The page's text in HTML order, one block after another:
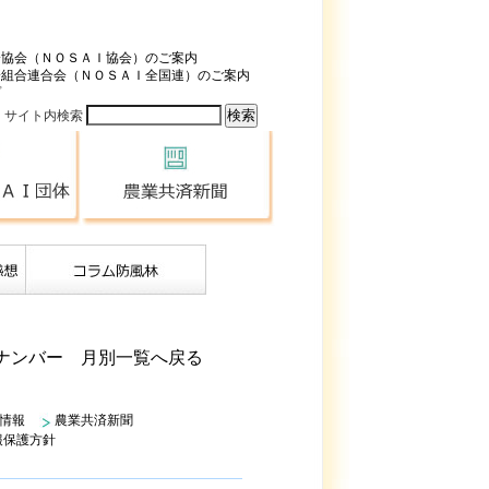
会（ＮＯＳＡＩ協会）のご案内
合連合会（ＮＯＳＡＩ全国連）のご案内
サイト内検索
全国のＮＯＳＡＩ団体
ンバー 月別一覧へ戻る
報
農業共済新聞
保護方針